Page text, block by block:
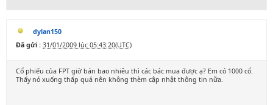
dylan150
Đã gửi : 31/01/2009 lúc 05:43:20(UTC)
Cổ phiếu của FPT giờ bán bao nhiêu thì các bác mua được ạ? Em có 1000 cổ.
Thấy nó xuống thấp quá nên không thèm cập nhật thông tin nữa.